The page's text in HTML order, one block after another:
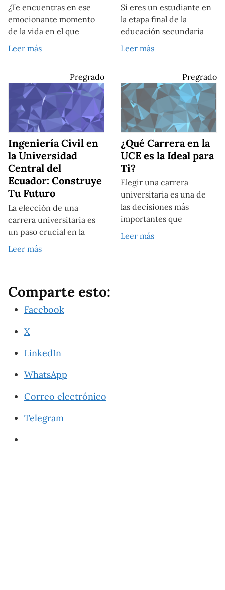
¿Te encuentras en ese
emocionante momento
de la vida en el que
Leer más
Si eres un estudiante en
la etapa final de la
educación secundaria
Leer más
Pregrado
Ingeniería Civil en
la Universidad
Central del
Ecuador: Construye
Tu Futuro
La elección de una
carrera universitaria es
un paso crucial en la
Leer más
Pregrado
¿Qué Carrera en la
UCE es la Ideal para
Ti?
Elegir una carrera
universitaria es una de
las decisiones más
importantes que
Leer más
Comparte esto:
Facebook
X
LinkedIn
WhatsApp
Correo electrónico
Telegram